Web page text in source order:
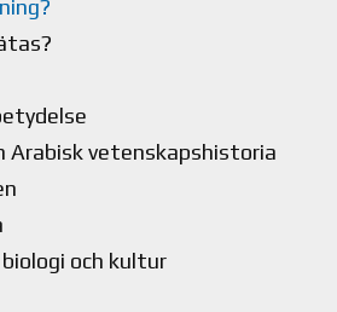
Arabisk vetenskapshistoria
och kultur